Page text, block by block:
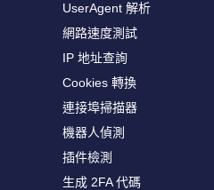
UserAgent 解析
網路速度測試
IP 地址查詢
Cookies 轉換
連接埠掃描器
機器人偵測
插件檢測
生成 2FA 代碼